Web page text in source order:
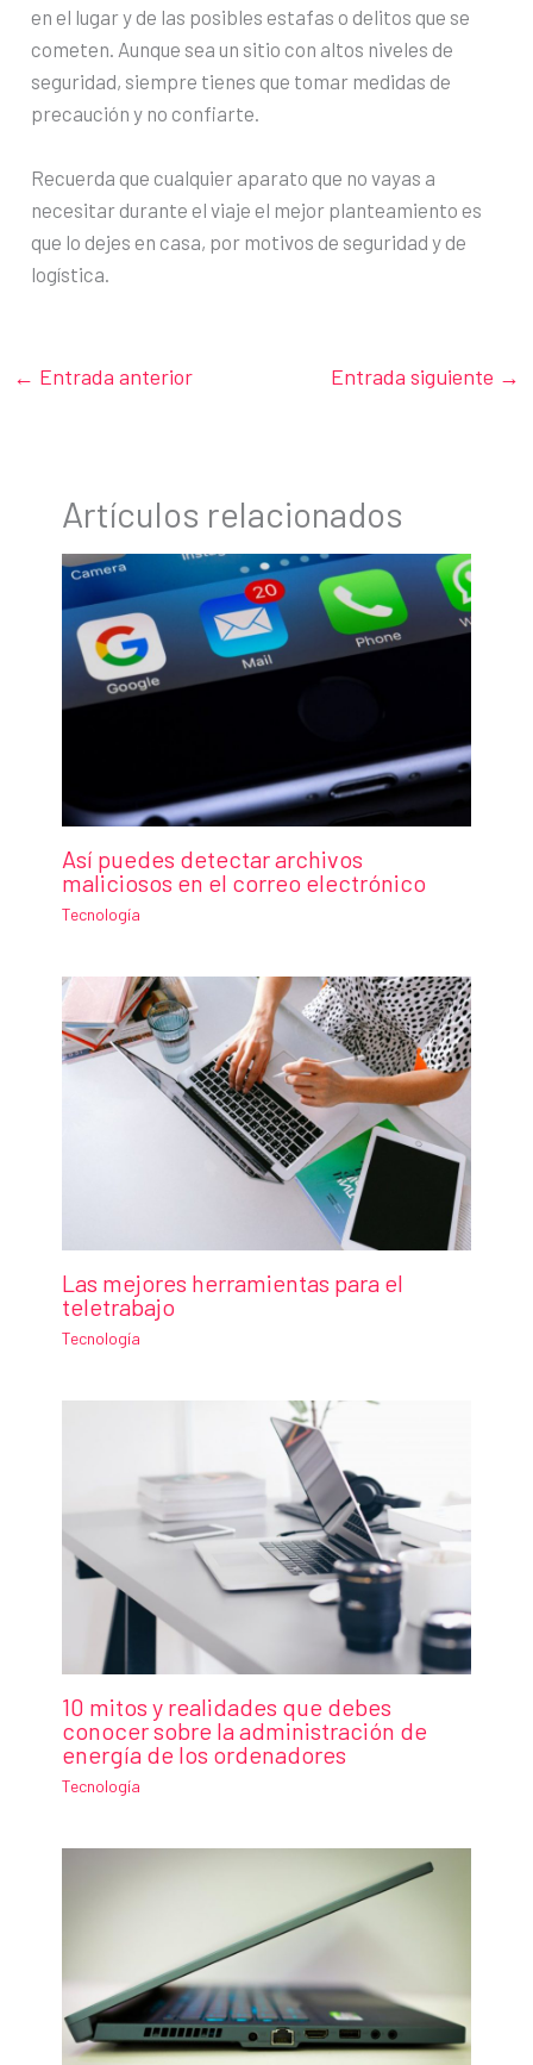
en el lugar y de las posibles estafas o delitos que se
cometen. Aunque sea un sitio con altos niveles de
seguridad, siempre tienes que tomar medidas de
precaución y no confiarte.
Recuerda que cualquier aparato que no vayas a
necesitar durante el viaje el mejor planteamiento es
que lo dejes en casa, por motivos de seguridad y de
logística.
← Entrada anterior Entrada siguiente →
Artículos relacionados
Así puedes detectar archivos
maliciosos en el correo electrónico
Tecnología
Las mejores herramientas para el
teletrabajo
Tecnología
10 mitos y realidades que debes
conocer sobre la administración de
energía de los ordenadores
Tecnología